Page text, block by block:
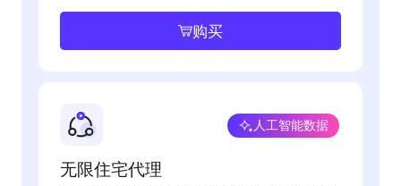
购买
无限住宅代理
人工智能数据